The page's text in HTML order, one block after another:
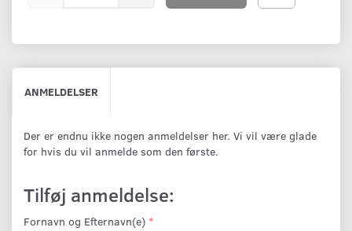
ANMELDELSER
Der er endnu ikke nogen anmeldelser her. Vi vil være glade
for hvis du vil anmelde som den første.
Tilføj anmeldelse:
Fornavn og Efternavn(e)